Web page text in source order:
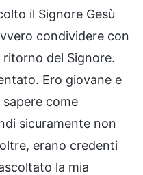
il Signore Gesù
condividere con
ritorno del Signore.
Ero giovane e
sapere come
sicuramente non
erano credenti
la mia